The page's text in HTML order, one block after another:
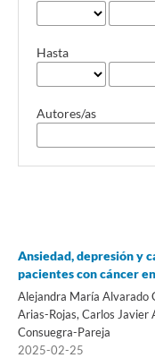
Hasta
Autores/as
Ansiedad, depresión y
pacientes con cáncer
Alejandra María Alvarado
Arias-Rojas, Carlos Javier
Consuegra-Pareja
2025-02-25